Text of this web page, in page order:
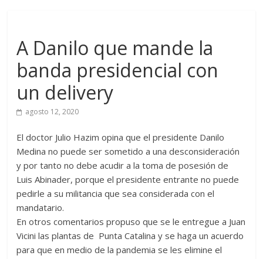
A Danilo que mande la
banda presidencial con
un delivery
agosto 12, 2020
El doctor Julio Hazim opina que el presidente Danilo
Medina no puede ser sometido a una desconsideración
y por tanto no debe acudir a la toma de posesión de
Luis Abinader, porque el presidente entrante no puede
pedirle a su militancia que sea considerada con el
mandatario.
En otros comentarios propuso que se le entregue a Juan
Vicini las plantas de Punta Catalina y se haga un acuerdo
para que en medio de la pandemia se les elimine el